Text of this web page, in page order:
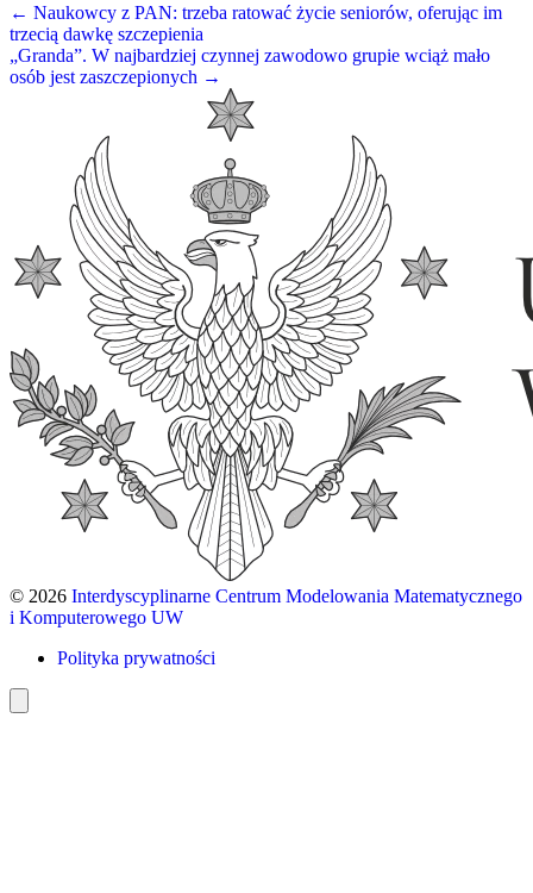
← Naukowcy z PAN: trzeba ratować życie seniorów, oferując im
trzecią dawkę szczepienia
„Granda”. W najbardziej czynnej zawodowo grupie wciąż mało
osób jest zaszczepionych →
© 2026 Interdyscyplinarne Centrum Modelowania Matematycznego
i Komputerowego UW
Polityka prywatności